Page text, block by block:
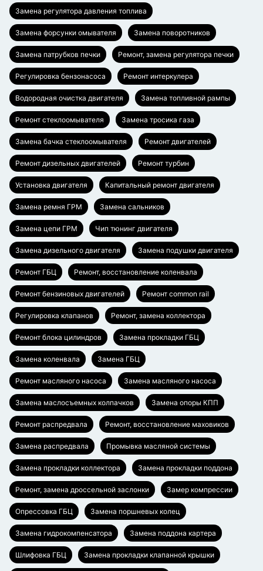
Замена регулятора давления топлива
Замена форсунки омывателя Замена поворотников
Замена патрубков печки Ремонт, замена регулятора печки
Регулировка бензонасоса Ремонт интеркулера
Водородная очистка двигателя Замена топливной рампы
Ремонт стеклоомывателя Замена тросика газа
Замена бачка стеклоомывателя Ремонт двигателей
Ремонт дизельных двигателей Ремонт турбин
Установка двигателя Капитальный ремонт двигателя
Замена ремня ГРМ Замена сальников
Замена цепи ГРМ Чип тюнинг двигателя
Замена дизельного двигателя Замена подушки двигателя
Ремонт ГБЦ Ремонт, восстановление коленвала
Ремонт бензиновых двигателей Ремонт common rail
Регулировка клапанов Ремонт, замена коллектора
Ремонт блока цилиндров Замена прокладки ГБЦ
Замена коленвала Замена ГБЦ
Ремонт масляного насоса Замена масляного насоса
Замена маслосъемных колпачков Замена опоры КПП
Ремонт распредвала Ремонт, восстановление маховиков
Замена распредвала Промывка масляной системы
Замена прокладки коллектора Замена прокладки поддона
Ремонт, замена дроссельной заслонки Замер компрессии
Опрессовка ГБЦ Замена поршневых колец
Замена гидрокомпенсатора Замена поддона картера
Шлифовка ГБЦ Замена прокладки клапанной крышки